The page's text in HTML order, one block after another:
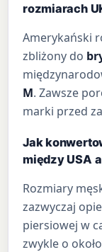
rozmiarach
Amerykański
zbliżony do
M. Zawsze
marki przed
Jak
między USA a
Rozmiary
zazwyczaj
piersiowej w
zwykle o